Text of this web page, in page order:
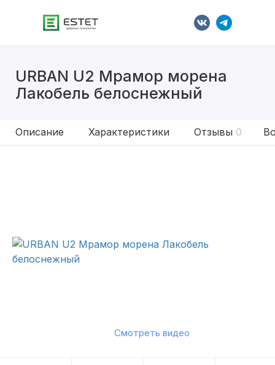
URBAN U2 Мрамор морена
Лакобель белоснежный
Описание Характеристики Отзывы 0
Смотреть видео